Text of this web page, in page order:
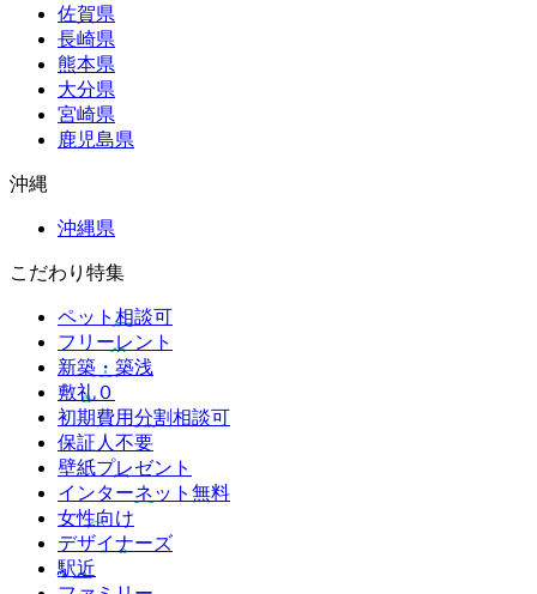
佐賀県
長崎県
熊本県
大分県
宮崎県
鹿児島県
沖縄
沖縄県
こだわり特集
ペット相談可
フリーレント
新築・築浅
敷礼０
初期費用分割相談可
保証人不要
壁紙プレゼント
インターネット無料
女性向け
デザイナーズ
駅近